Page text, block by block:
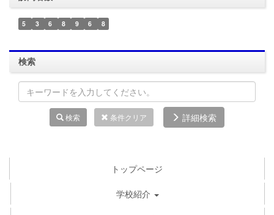
5 3 6 8 9 6 8
検索
検索 条件クリア 詳細検索
トップページ
学校紹介